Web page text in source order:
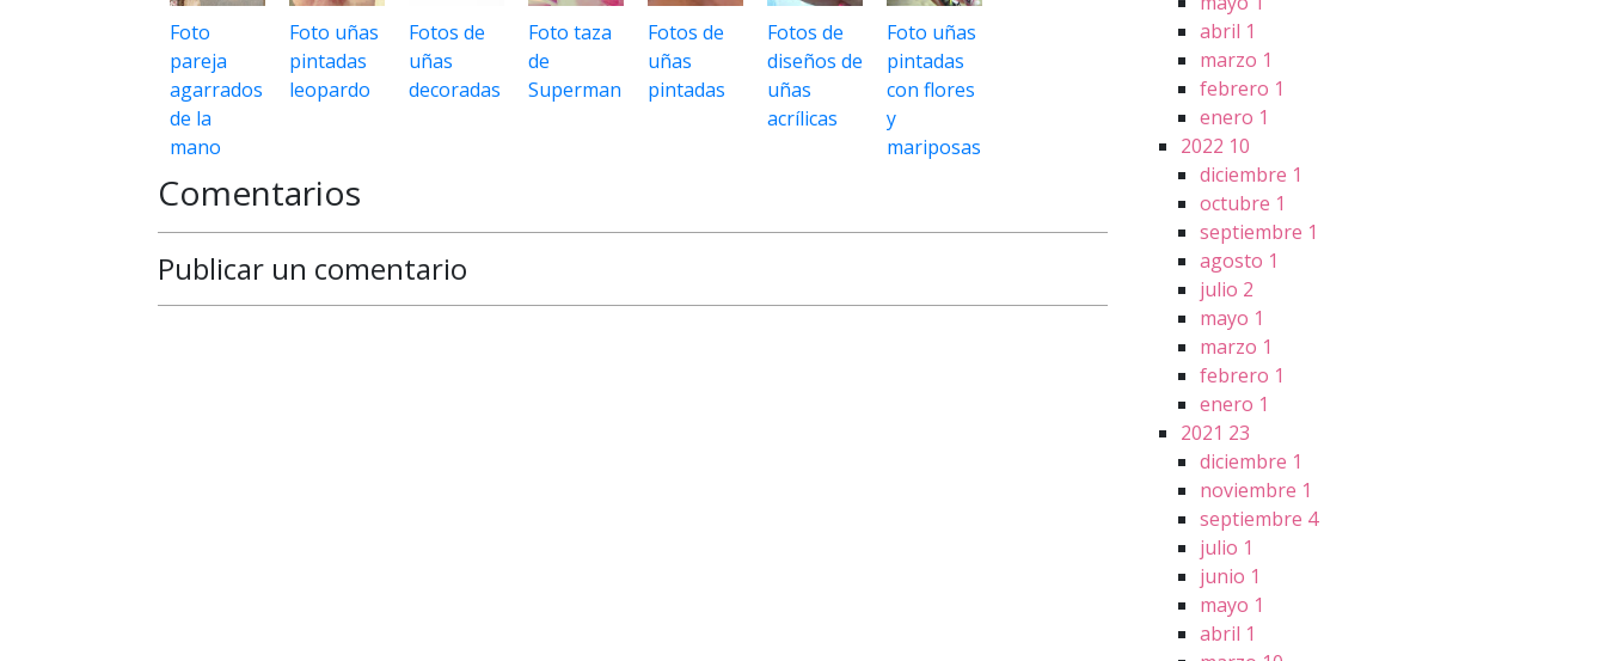
Foto
pareja
agarrados
de la
mano
Foto uñas
pintadas
leopardo
Fotos de
uñas
decoradas
Foto taza
de
Superman
Fotos de
uñas
pintadas
Fotos de
diseños de
uñas
acrílicas
Foto uñas
pintadas
con flores
y
mariposas
Comentarios
Publicar un comentario
abril 1
marzo 1
febrero 1
enero 1
2022 10
diciembre 1
octubre 1
septiembre 1
agosto 1
julio 2
mayo 1
marzo 1
febrero 1
enero 1
2021 23
diciembre 1
noviembre 1
septiembre 4
julio 1
junio 1
mayo 1
abril 1